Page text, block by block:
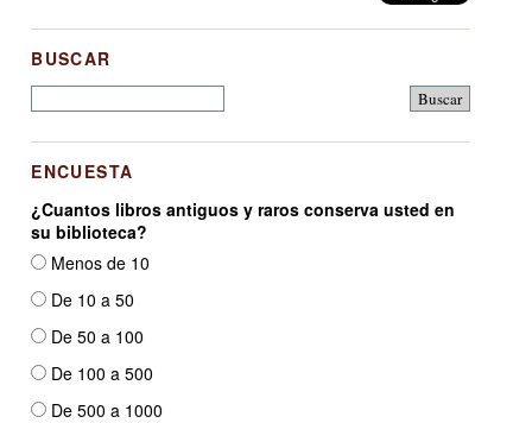
BUSCAR
ENCUESTA
¿Cuantos libros antiguos y raros conserva usted en
su biblioteca?
Menos de 10
De 10 a 50
De 50 a 100
De 100 a 500
De 500 a 1000